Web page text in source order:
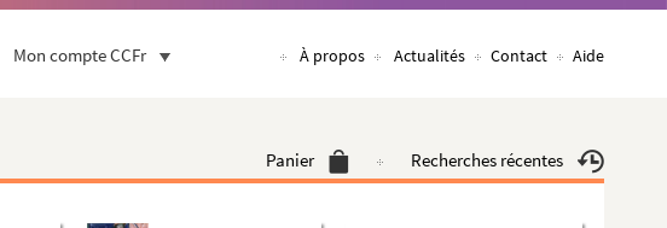
Mon compte CCFr À propos Actualités Contact Aide
Panier Recherches récentes